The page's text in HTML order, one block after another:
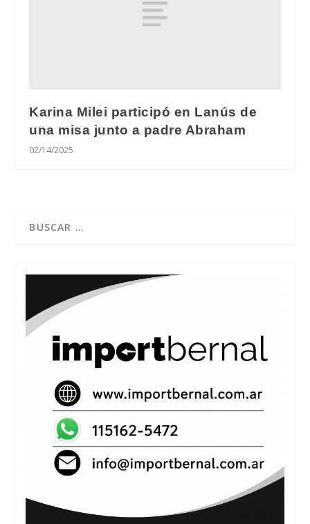
Karina Milei participó en Lanús de
una misa junto a padre Abraham
02/14/2025